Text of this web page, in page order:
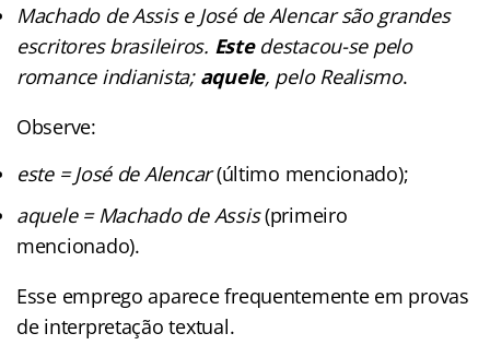
Machado de Assis e José de Alencar são grandes
escritores brasileiros. Estedestacou-se pelo
romance indianista; aquele, pelo Realismo.
Observe:
este = José de Alencar(último mencionado);
aquele = Machado de Assis(primeiro
mencionado).
Esse emprego aparece frequentemente em provas
de interpretação textual.